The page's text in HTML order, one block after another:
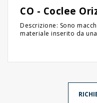
CO - Coclee
Descrizione: Sono
materiale inserito da